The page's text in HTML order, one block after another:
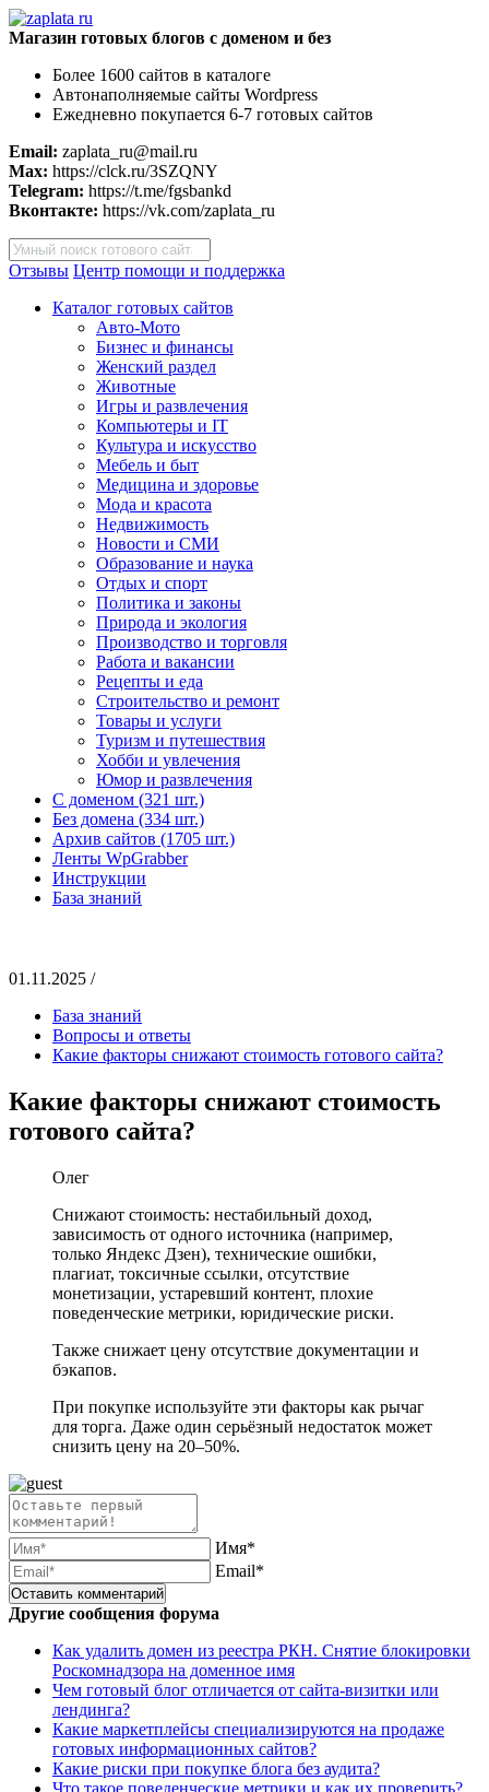
Магазин готовых блогов с доменом и без
Более 1600 сайтов в каталоге
Автонаполняемые сайты Wordpress
Ежедневно покупается 6-7 готовых сайтов
Email: zaplata_ru@mail.ru
Max: https://clck.ru/3SZQNY
Telegram: https://t.me/fgsbankd
Вконтакте: https://vk.com/zaplata_ru
Поиск
товаров
Отзывы Центр помощи и поддержка
Каталог готовых сайтов
Авто-Мото
Бизнес и финансы
Женский раздел
Животные
Игры и развлечения
Компьютеры и IT
Культура и искусство
Мебель и быт
Медицина и здоровье
Мода и красота
Недвижимость
Новости и СМИ
Образование и наука
Отдых и спорт
Политика и законы
Природа и экология
Производство и торговля
Работа и вакансии
Рецепты и еда
Строительство и ремонт
Товары и услуги
Туризм и путешествия
Хобби и увлечения
Юмор и развлечения
С доменом (321 шт.)
Без домена (334 шт.)
Архив сайтов (1705 шт.)
Ленты WpGrabber
Инструкции
База знаний
01.11.2025 /
База знаний
Вопросы и ответы
Какие факторы снижают стоимость готового сайта?
Какие факторы снижают стоимость
готового сайта?
Олег
Снижают стоимость: нестабильный доход,
зависимость от одного источника (например,
только Яндекс Дзен), технические ошибки,
плагиат, токсичные ссылки, отсутствие
монетизации, устаревший контент, плохие
поведенческие метрики, юридические риски.
Также снижает цену отсутствие документации и
бэкапов.
При покупке используйте эти факторы как рычаг
для торга. Даже один серьёзный недостаток может
снизить цену на 20–50%.
Имя*
Email*
Другие сообщения форума
Как удалить домен из реестра РКН. Снятие блокировки
Роскомнадзора на доменное имя
Чем готовый блог отличается от сайта-визитки или
лендинга?
Какие маркетплейсы специализируются на продаже
готовых информационных сайтов?
Какие риски при покупке блога без аудита?
Что такое поведенческие метрики и как их проверить?